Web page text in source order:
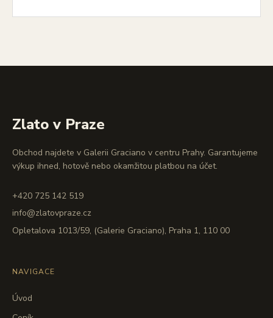
Zlato v Praze
Obchod najdete v Galerii Graciano v centru Prahy. Garantujeme
výkup ihned, hotově nebo okamžitou platbou na účet.
+420 725 142 519
info@zlatovpraze.cz
Opletalova 1013/59, (Galerie Graciano), Praha 1, 110 00
NAVIGACE
Úvod